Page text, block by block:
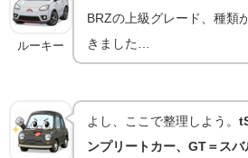
ルーキー
BRZの上級グレード、種類
きました…
よし、ここで整理しよう。
ンプリートカー、GT＝ス